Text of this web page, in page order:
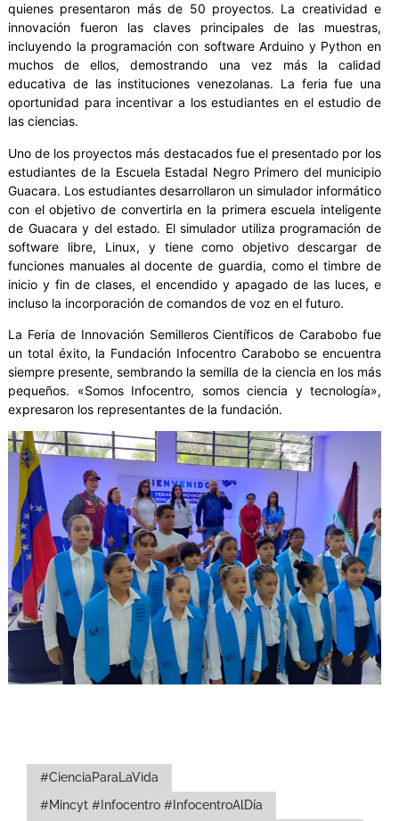
quienes presentaron más de 50 proyectos. La creatividad e
innovación fueron las claves principales de las muestras,
incluyendo la programación con software Arduino y Python en
muchos de ellos, demostrando una vez más la calidad
educativa de las instituciones venezolanas. La feria fue una
oportunidad para incentivar a los estudiantes en el estudio de
las ciencias.
Uno de los proyectos más destacados fue el presentado por los
estudiantes de la Escuela Estadal Negro Primero del municipio
Guacara. Los estudiantes desarrollaron un simulador informático
con el objetivo de convertirla en la primera escuela inteligente
de Guacara y del estado. El simulador utiliza programación de
software libre, Linux, y tiene como objetivo descargar de
funciones manuales al docente de guardia, como el timbre de
inicio y fin de clases, el encendido y apagado de las luces, e
incluso la incorporación de comandos de voz en el futuro.
La Feria de Innovación Semilleros Científicos de Carabobo fue
un total éxito, la Fundación Infocentro Carabobo se encuentra
siempre presente, sembrando la semilla de la ciencia en los más
pequeños. «Somos Infocentro, somos ciencia y tecnología»,
expresaron los representantes de la fundación.
#CienciaParaLaVida
#Mincyt #Infocentro #InfocentroAlDía